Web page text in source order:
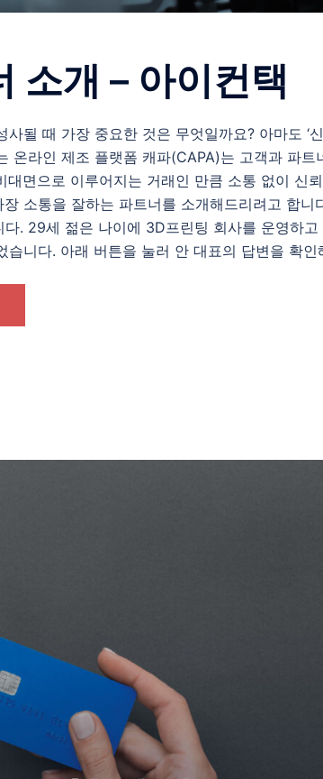
소개 – 아이컨택
될 때 가장 중요한 것은 무엇일까요? 아마도 ‘
온라인 제조 플랫폼 캐파(CAPA)는 고객과 파트
대면으로 이루어지는 거래인 만큼 소통 없이 신
소통을 잘하는 파트너를 소개해드리려고 합
다. 29세 젊은 나이에 3D프린팅 회사를 운영하
습니다. 아래 버튼을 눌러 안 대표의 답변을 확인